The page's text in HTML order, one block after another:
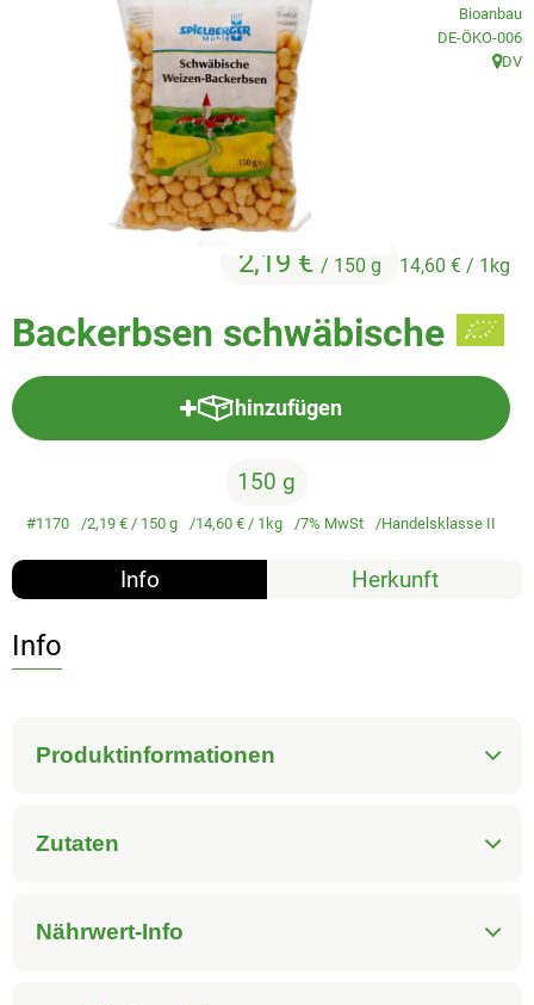
Veggie & Vegan
Backwaren
Trockensortiment
Natur-Drogerie
Großgebinde
Backerbsen schwäbische
2,19 € / 150 g 14,60 € / 1kg
Bioanbau
, Kontrollstelle:
DE-ÖKO-006
,
DV
hinzufügen
Produkt zum Warenkorb
150 g
#1170 2,19 € / 150 g 14,60 € / 1kg 7% MwSt Handelsklasse II
Info Herkunft
Info
Produktinformationen
Zutaten
Nährwert-Info